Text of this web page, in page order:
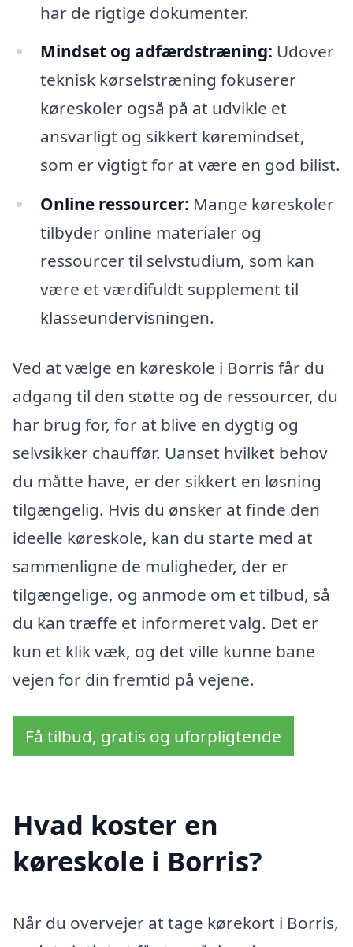
har de rigtige dokumenter.
Mindset og adfærdstræning: Udover
teknisk kørselstræning fokuserer
køreskoler også på at udvikle et
ansvarligt og sikkert køremindset,
som er vigtigt for at være en god bilist.
Online ressourcer: Mange køreskoler
tilbyder online materialer og
ressourcer til selvstudium, som kan
være et værdifuldt supplement til
klasseundervisningen.
Ved at vælge en køreskole i Borris får du
adgang til den støtte og de ressourcer, du
har brug for, for at blive en dygtig og
selvsikker chauffør. Uanset hvilket behov
du måtte have, er der sikkert en løsning
tilgængelig. Hvis du ønsker at finde den
ideelle køreskole, kan du starte med at
sammenligne de muligheder, der er
tilgængelige, og anmode om et tilbud, så
du kan træffe et informeret valg. Det er
kun et klik væk, og det ville kunne bane
vejen for din fremtid på vejene.
Få tilbud, gratis og uforpligtende
Hvad koster en
køreskole i Borris?
Når du overvejer at tage kørekort i Borris,